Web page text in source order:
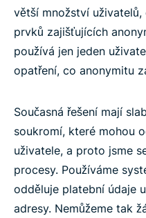
větší množství
prvků zajišťujících
používá jen jeden
opatření, co anonymitu
Současná řešení mají
soukromí, které mohou
uživatele, a proto jsme
procesy. Používáme
odděluje platební údaje
adresy. Nemůžeme tak